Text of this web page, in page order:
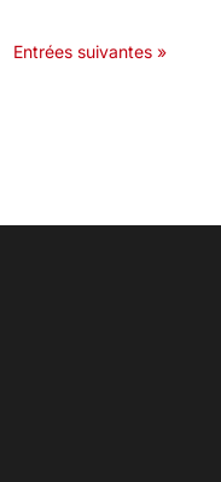
Entrées suivantes »